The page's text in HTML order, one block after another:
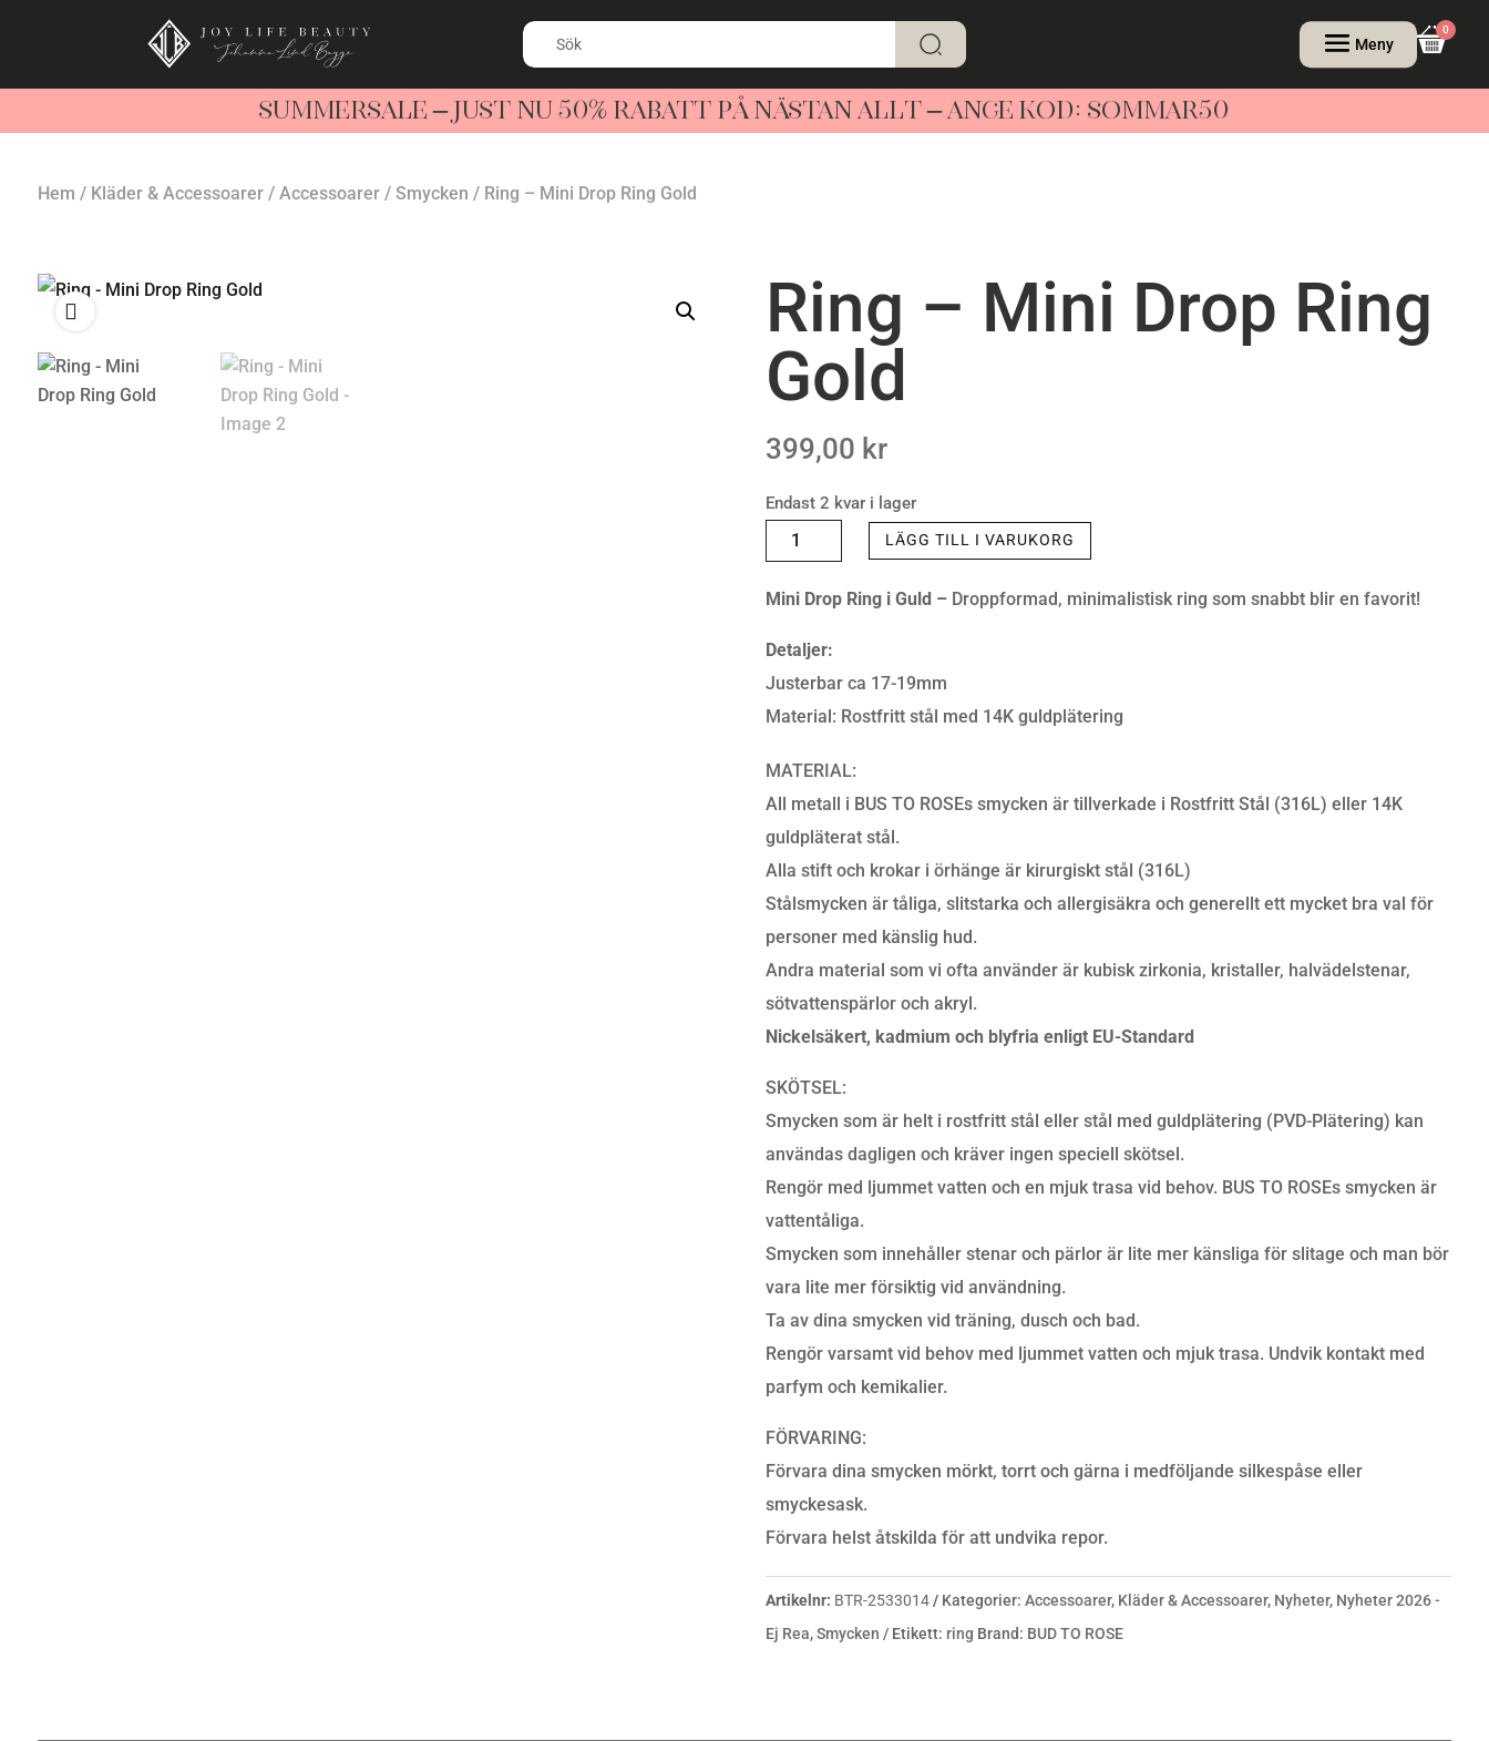
0
SUMMERSALE – JUST NU 50% RABATT PÅ NÄSTAN ALLT – ANGE KOD: SOMMAR50
Hem / Kläder & Accessoarer/ Accessoarer/ Smycken / Ring – Mini Drop Ring Gold
Ring – Mini Drop Ring
Gold
399,00 kr
Endast 2 kvar i lager
RING
-
MINI
LÄGG TILL I VARUKORG
Mini Drop Ring i Guld – Droppformad, minimalistisk ring som snabbt blir en favorit!
Detaljer:
Justerbar ca 17-19mm
Material: Rostfritt stål med 14K guldplätering
MATERIAL:
All metall i BUS TO ROSEs smycken är tillverkade i Rostfritt Stål (316L) eller 14K
guldpläterat stål.
Alla stift och krokar i örhänge är kirurgiskt stål (316L)
Stålsmycken är tåliga, slitstarka och allergisäkra och generellt ett mycket bra val för
personer med känslig hud.
Andra material som vi ofta använder är kubisk zirkonia, kristaller, halvädelstenar,
sötvattenspärlor och akryl.
Nickelsäkert, kadmium och blyfria enligt EU-Standard
SKÖTSEL:
Smycken som är helt i rostfritt stål eller stål med guldplätering (PVD-Plätering) kan
användas dagligen och kräver ingen speciell skötsel.
Rengör med ljummet vatten och en mjuk trasa vid behov. BUS TO ROSEs smycken är
vattentåliga.
Smycken som innehåller stenar och pärlor är lite mer känsliga för slitage och man bör
vara lite mer försiktig vid användning.
Ta av dina smycken vid träning, dusch och bad.
Rengör varsamt vid behov med ljummet vatten och mjuk trasa. Undvik kontakt med
parfym och kemikalier.
FÖRVARING:
Förvara dina smycken mörkt, torrt och gärna i medföljande silkespåse eller
smyckesask.
Förvara helst åtskilda för att undvika repor.
Artikelnr: BTR-2533014 Kategorier:Accessoarer, Kläder & Accessoarer, Nyheter, Nyheter 2026 -
Ej Rea,Smycken Etikett: ring Brand: BUD TO ROSE